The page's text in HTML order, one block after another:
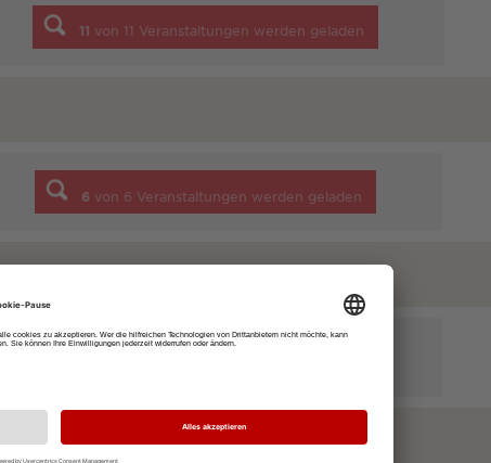
11 von 11 Veranstaltungen werden geladen
6 von 6 Veranstaltungen werden geladen